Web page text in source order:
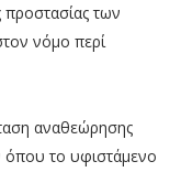
των
νόμο περί
αναθεώρησης
όπου το υφιστάμενο